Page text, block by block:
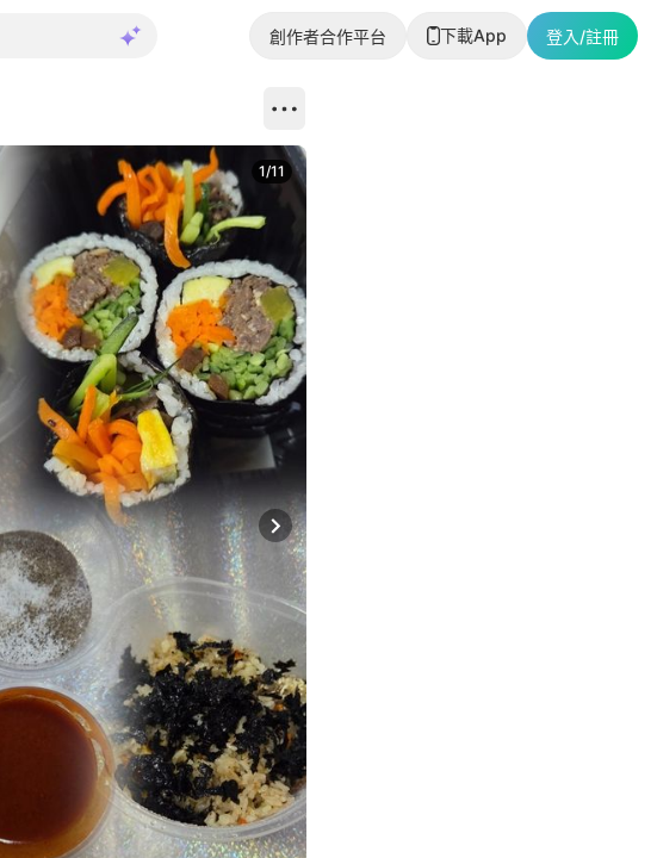
創作者合作平台 下載App 登入/註冊
Next slide
1/11